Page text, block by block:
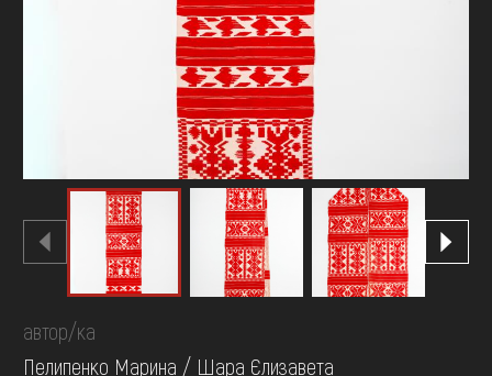
автор/ка
Пелипенко Марина / Шара Єлизавета